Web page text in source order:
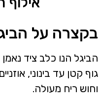
על
הנו כלב ציד נאמן
קטן עד בינוני,
ריח מעולה.